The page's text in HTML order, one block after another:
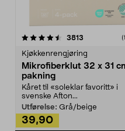
3813 anmeldelser
Kjøkkenrengjøring
Mikrofiberklut 32 x 31
pakning
Kåret til «soleklar favoritt» i
svenske Afton...
Utførelse: Grå/beige
39,90
4.5av 5 stjerner